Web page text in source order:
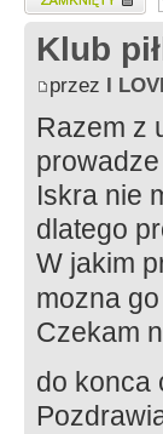
Klub
przez I
Razem z
Iskra nie
dlatego
W jakim
mozna
Czekam
do konca